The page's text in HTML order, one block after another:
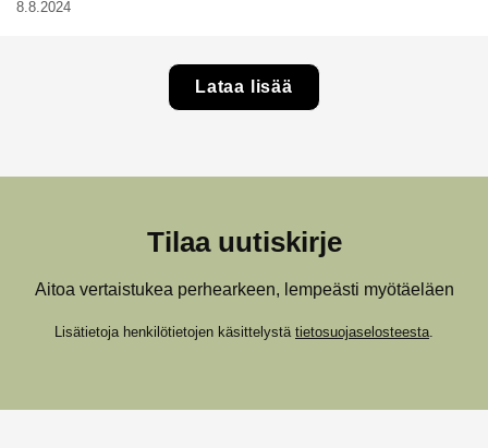
8.8.2024
Lataa lisää
Tilaa uutiskirje
Aitoa vertaistukea perhearkeen, lempeästi myötäeläen
Lisätietoja henkilötietojen käsittelystä tietosuojaselosteesta.